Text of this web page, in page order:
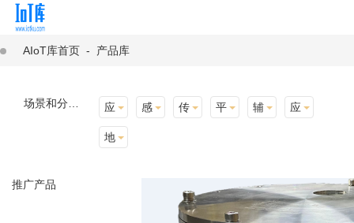
AIoT库首页 - 产品库
应用场景 感知层 传输层 平台层 辅助产品与材料 应用终端
地址选择
推广产品